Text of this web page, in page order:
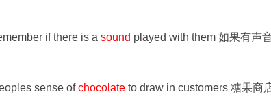
if there is a sound played with them 如果有声
sense ofchocolate to draw in customers 糖果商